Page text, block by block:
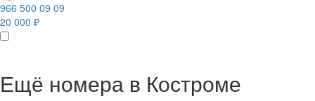
966 500 09 09
20 000 ₽
Ещё номера в Костроме